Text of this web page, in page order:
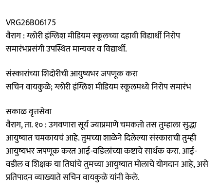
VRG26B06175
वैराग : ग्लोरी इंग्लिश मीडियम स्कूलच्या दहावी विद्यार्थी निरोप
समारंभप्रसंगी उपस्थित मान्यवर व विद्यार्थी.
संस्कारांच्या शिदोरीची आयुष्यभर जपणूक करा
सचिन वायकुळे; ग्लोरी इंग्लिश मीडियम स्कूलमध्ये निरोप समारंभ
सकाळ वृत्तसेवा
वैराग, ता. १० : उगवणारा सूर्य ज्याप्रमाणे चमकतो तस तुम्हाला सुद्धा
आयुष्यात चमकायचं आहे. तुमच्या शाळेने दिलेल्या संस्काराची तुम्ही
आयुष्यभर जपणूक करत आई-वडिलांच्या कष्टाचे सार्थक करा. आई-
वडील व शिक्षक या तिघांचे तुमच्या आयुष्यात मोलाचे योगदान आहे, असे
प्रतिपादन व्याख्याते सचिन वायकुळे यांनी केले.